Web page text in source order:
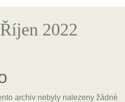
2022
archiv nebyly nalezeny žádné